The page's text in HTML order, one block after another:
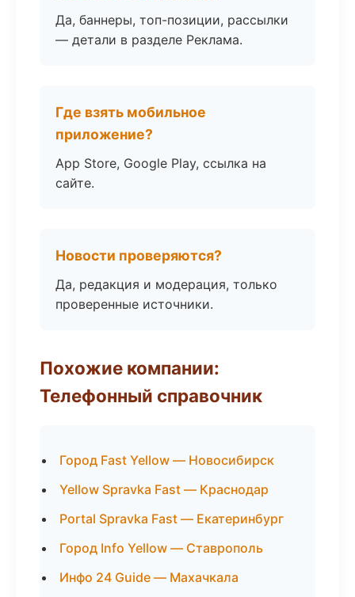
Да, баннеры, топ-позиции, рассылки
— детали в разделе Реклама.
Где взять мобильное
приложение?
App Store, Google Play, ссылка на
сайте.
Новости проверяются?
Да, редакция и модерация, только
проверенные источники.
Похожие компании:
Телефонный справочник
Город Fast Yellow — Новосибирск
Yellow Spravka Fast — Краснодар
Portal Spravka Fast — Екатеринбург
Город Info Yellow — Ставрополь
Инфо 24 Guide — Махачкала